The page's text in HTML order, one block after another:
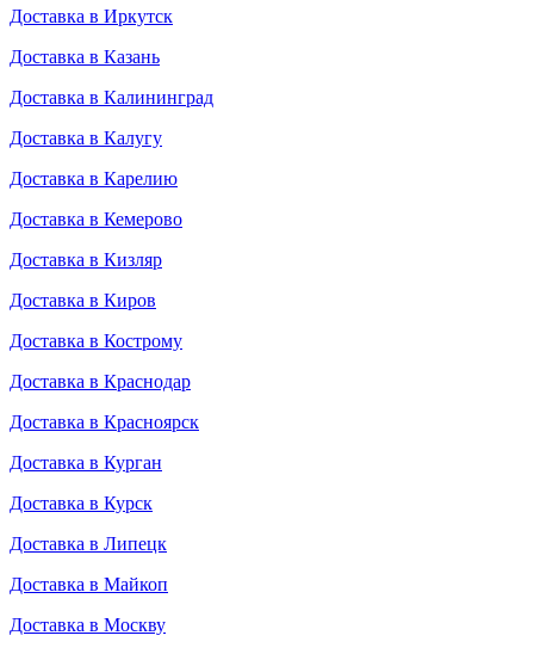
Доставка в Иркутск
Доставка в Казань
Доставка в Калининград
Доставка в Калугу
Доставка в Карелию
Доставка в Кемерово
Доставка в Кизляр
Доставка в Киров
Доставка в Кострому
Доставка в Краснодар
Доставка в Красноярск
Доставка в Курган
Доставка в Курск
Доставка в Липецк
Доставка в Майкоп
Доставка в Москву